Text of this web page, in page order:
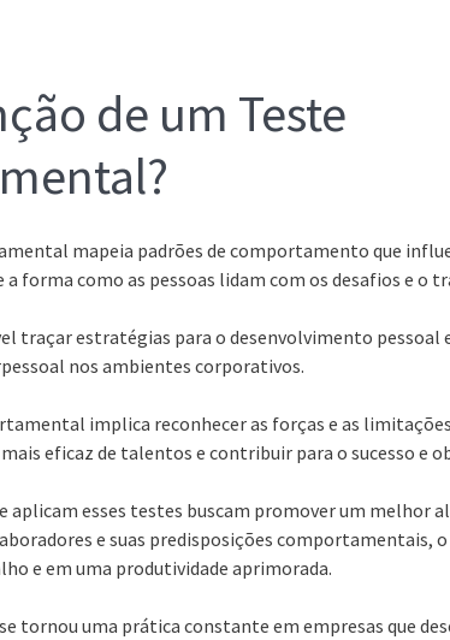
de um Teste
mapeia padrões de comportamento que
forma como as pessoas lidam com os desafios e o
traçar estratégias para o desenvolvimento pessoal
nos ambientes corporativos.
implica reconhecer as forças e as limitações
eficaz de talentos e contribuir para o sucesso e
aplicam esses testes buscam promover um melhor
e suas predisposições comportamentais,
e em uma produtividade aprimorada.
tornou uma prática constante em empresas que